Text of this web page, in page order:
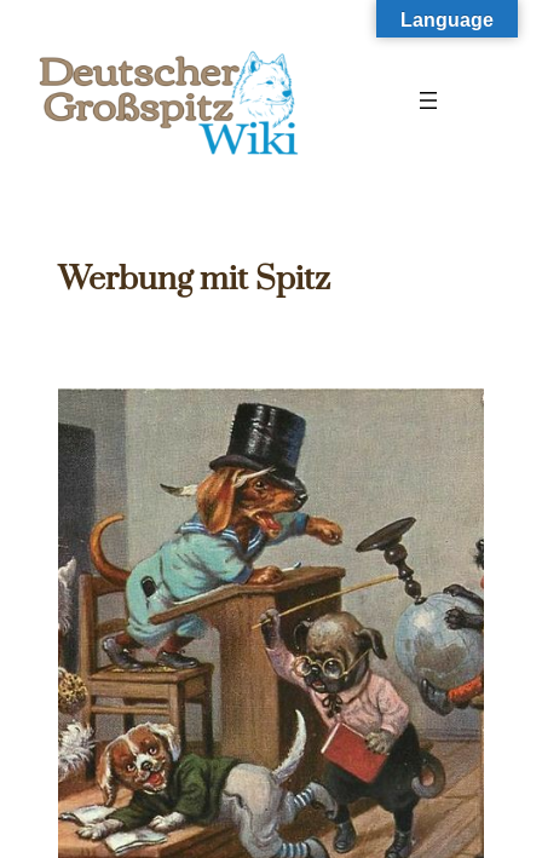
springen
Werbung mit Spitz
Language